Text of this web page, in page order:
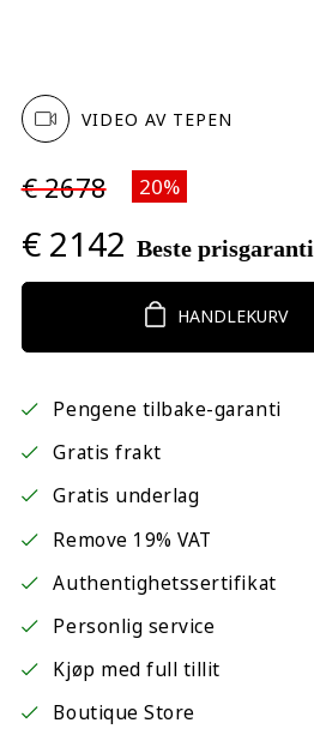
VIDEO AV TEPEN
€ 2678 20%
€ 2142 Beste prisgaranti
HANDLEKURV
Pengene tilbake-garanti
Gratis frakt
Gratis underlag
Remove 19% VAT
Authentighetssertifikat
Personlig service
Kjøp med full tillit
Boutique Store